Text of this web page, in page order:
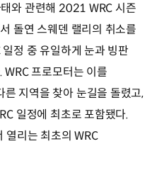
와 관련해 2021 WRC 시즌
돌연 스웨덴 랠리의 취소를
정 중 유일하게 눈과 빙판
프로모터는 이를
지역을 찾아 눈길을 돌렸고,
일정에 최초로 포함됐다.
리는 최초의 WRC